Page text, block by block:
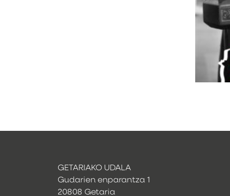
GETARIAKO UDALA
Gudarien enparantza 1
20808 Getaria